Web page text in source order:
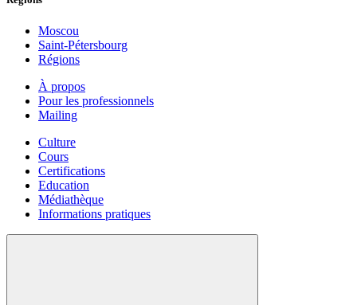
Moscou
Saint-Pétersbourg
Régions
À propos
Pour les professionnels
Mailing
Culture
Cours
Certifications
Education
Médiathèque
Informations pratiques